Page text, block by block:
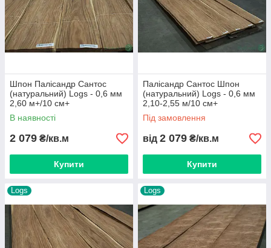
Шпон Палісандр Сантос
(натуральний) Logs - 0,6 мм
2,60 м+/10 см+
В наявності
2 079 ₴/кв.м
Купити
Палісандр Сантос Шпон
(натуральний) Logs - 0,6 мм
2,10-2,55 м/10 см+
Під замовлення
від 2 079 ₴/кв.м
Купити
Logs Logs